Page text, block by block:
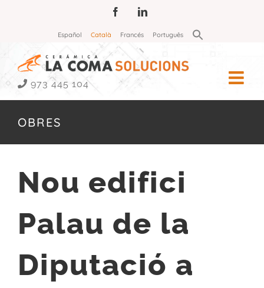
FacebookLinkedIn
Español Català Francés Português Search
for:
973 445 104
OBRES
Nou edifici
Palau de la
Diputació a